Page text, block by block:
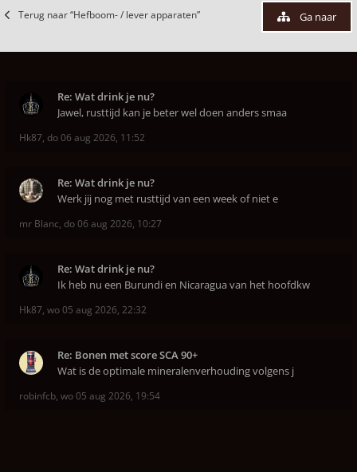
Terug naar “Hefboom- / lever apparaten” Ga naar
Re: Wat drink je nu?
Jawel, rusttijd kan je beter wel doen anders smaa
Hk87, do 06 aug 2026, 11:52
Re: Wat drink je nu?
Werk jij nog met rusttijd van een week of niet e
mr Blanc, do 06 aug 2026, 10:27
Re: Wat drink je nu?
Ik heb nu een Burundi en Nicaragua van het hoofdkw
Hk87, wo 05 aug 2026, 22:32
Re: Bonen met score SCA 90+
Wat is de optimale mineralenverhouding volgens j
robinfcb, wo 05 aug 2026, 19:54